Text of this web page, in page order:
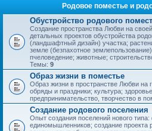
Родовое поместье и
Обустройство родового
Создание пространства Любви на
детальных проектов обустройства
(ландшафтный дизайн) участка;
земле (безпахотное
пчеловедение; животные;
Темы: 9
Образ жизни в поместье
Образ жизни в пространстве Любви на
обряды и праздники; культура;
предпринимательство, творчество в
Создание родового поселения
Опыт создания поселений нового
единомышленников; создание проекта